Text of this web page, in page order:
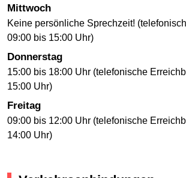
Mittwoch
Keine persönliche Sprechzeit!
09:00 bis 15:00 Uhr)
Donnerstag
15:00 bis 18:00 Uhr (telefonische
15:00 Uhr)
Freitag
09:00 bis 12:00 Uhr (telefonische
14:00 Uhr)